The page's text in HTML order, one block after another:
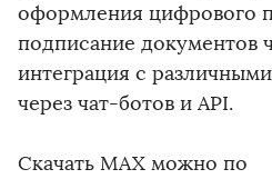
оформления цифрового
подписание документов
интеграция с
через чат-ботов и API.
Скачать MAX можно по